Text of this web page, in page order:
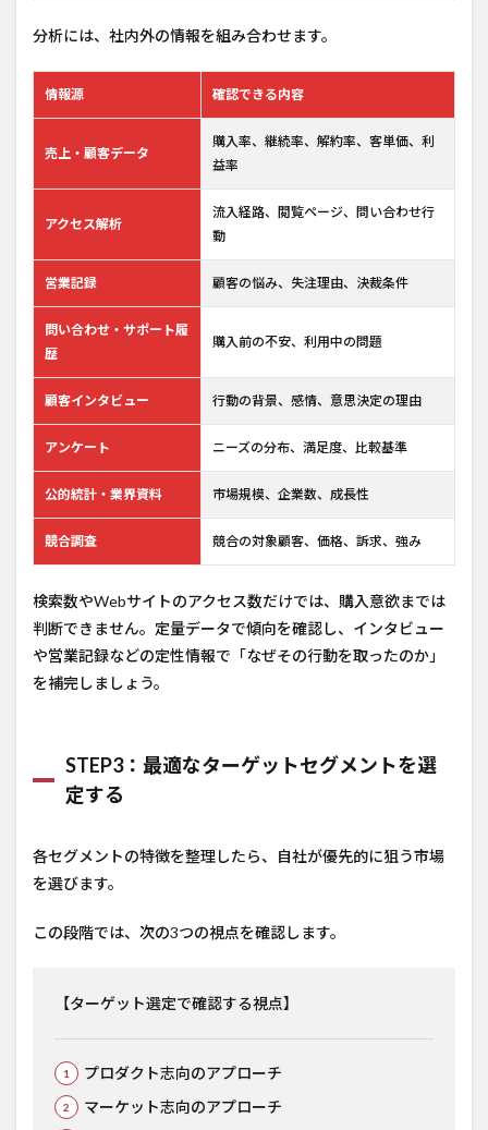
分析には、社内外の情報を組み合わせます。
情報源 確認できる内容
売上・顧客データ
購入率、継続率、解約率、客単価、利
益率
アクセス解析
流入経路、閲覧ページ、問い合わせ行
動
営業記録 顧客の悩み、失注理由、決裁条件
問い合わせ・サポート履
歴
購入前の不安、利用中の問題
顧客インタビュー 行動の背景、感情、意思決定の理由
アンケート ニーズの分布、満足度、比較基準
公的統計・業界資料 市場規模、企業数、成長性
競合調査 競合の対象顧客、価格、訴求、強み
検索数やWebサイトのアクセス数だけでは、購入意欲までは
判断できません。定量データで傾向を確認し、インタビュー
や営業記録などの定性情報で「なぜその行動を取ったのか」
を補完しましょう。
STEP3：最適なターゲットセグメントを選
定する
各セグメントの特徴を整理したら、自社が優先的に狙う市場
を選びます。
この段階では、次の3つの視点を確認します。
【ターゲット選定で確認する視点】
プロダクト志向のアプローチ
マーケット志向のアプローチ